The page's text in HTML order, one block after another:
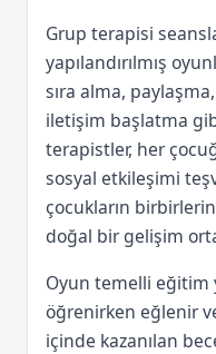
Grup terapisi
yapılandırılmış
sıra alma,
iletişim başlatma
terapistler, her
sosyal etkileşimi
çocukların
doğal bir gelişim
Oyun temelli eğitim
öğrenirken eğlenir
içinde kazanılan